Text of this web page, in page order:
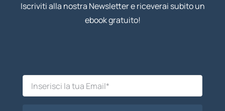
Iscriviti alla nostra Newsletter e riceverai subito un
ebook gratuito!